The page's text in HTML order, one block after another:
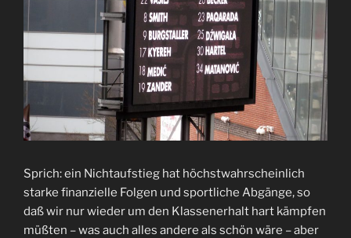
Sprich: ein Nichtaufstieg hat höchstwahrscheinlich
starke finanzielle Folgen und sportliche Abgänge, so
daß wir nur wieder um den Klassenerhalt hart kämpfen
müßten – was auch alles andere als schön wäre – aber